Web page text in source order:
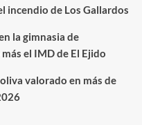
incendio de Los Gallardos
la gimnasia de
el IMD de El Ejido
valorado en más de